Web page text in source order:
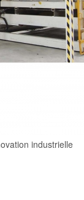
industrielle